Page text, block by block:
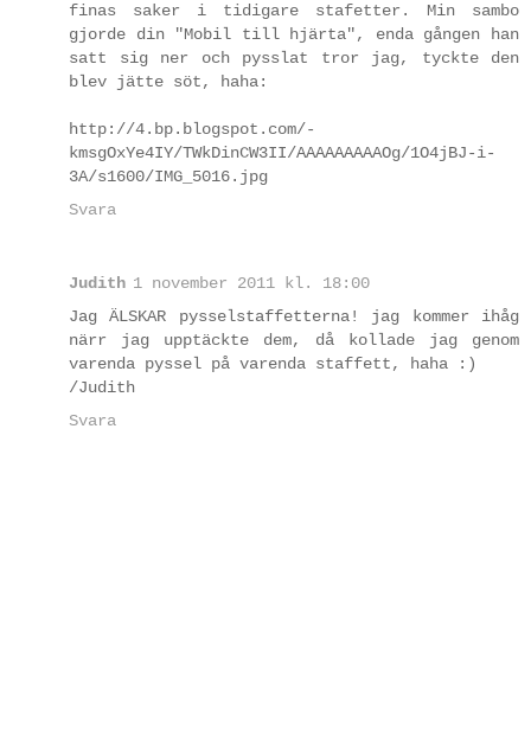
finas saker i tidigare stafetter. Min sambo
gjorde din "Mobil till hjärta", enda gången han
satt sig ner och pysslat tror jag, tyckte den
blev jätte söt, haha:
http://4.bp.blogspot.com/-
kmsgOxYe4IY/TWkDinCW3II/AAAAAAAAAOg/1O4jBJ-i-
3A/s1600/IMG_5016.jpg
Svara
Judith 1 november 2011 kl. 18:00
Jag ÄLSKAR pysselstaffetterna! jag kommer ihåg
närr jag upptäckte dem, då kollade jag genom
varenda pyssel på varenda staffett, haha :)
/Judith
Svara